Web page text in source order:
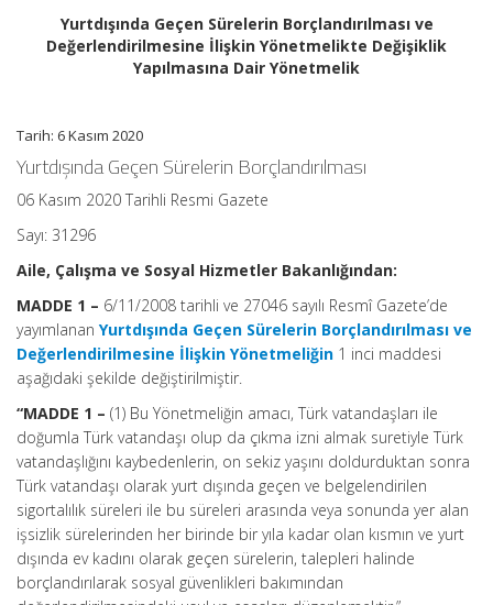
Yurtdışında Geçen Sürelerin Borçlandırılması ve
Değerlendirilmesine İlişkin Yönetmelikte Değişiklik
Yapılmasına Dair Yönetmelik
Tarih: 6 Kasım 2020
Yurtdışında Geçen Sürelerin Borçlandırılması
06 Kasım 2020 Tarihli Resmi Gazete
Sayı: 31296
Aile, Çalışma ve Sosyal Hizmetler Bakanlığından:
MADDE 1 – 6/11/2008 tarihli ve 27046 sayılı Resmî Gazete’de
yayımlanan Yurtdışında Geçen Sürelerin Borçlandırılması ve
Değerlendirilmesine İlişkin Yönetmeliğin 1 inci maddesi
aşağıdaki şekilde değiştirilmiştir.
“MADDE 1 – (1) Bu Yönetmeliğin amacı, Türk vatandaşları ile
doğumla Türk vatandaşı olup da çıkma izni almak suretiyle Türk
vatandaşlığını kaybedenlerin, on sekiz yaşını doldurduktan sonra
Türk vatandaşı olarak yurt dışında geçen ve belgelendirilen
sigortalılık süreleri ile bu süreleri arasında veya sonunda yer alan
işsizlik sürelerinden her birinde bir yıla kadar olan kısmın ve yurt
dışında ev kadını olarak geçen sürelerin, talepleri halinde
borçlandırılarak sosyal güvenlikleri bakımından